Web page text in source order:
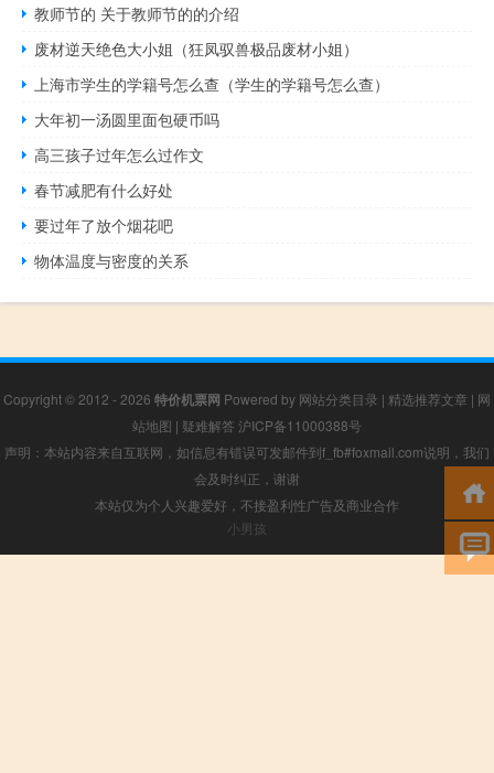
教师节的 关于教师节的的介绍
废材逆天绝色大小姐（狂凤驭兽极品废材小姐）
上海市学生的学籍号怎么查（学生的学籍号怎么查）
大年初一汤圆里面包硬币吗
高三孩子过年怎么过作文
春节减肥有什么好处
要过年了放个烟花吧
物体温度与密度的关系
Copyright © 2012 - 2026 特价机票网 Powered by 网站分类目录 | 精选推荐文章 | 网
站地图 | 疑难解答 沪ICP备11000388号
声明：本站内容来自互联网，如信息有错误可发邮件到f_fb#foxmail.com说明，我们
会及时纠正，谢谢
本站仅为个人兴趣爱好，不接盈利性广告及商业合作
小男孩